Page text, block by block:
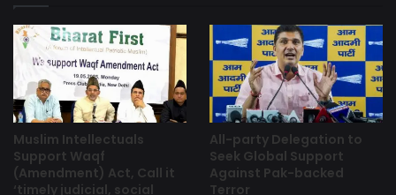
Muslim Intellectuals
Support Waqf
(Amendment) Act, Call it
‘timely judicial, social
All-party Delegation to
Seek Global Support
Against Pak-backed
Terror